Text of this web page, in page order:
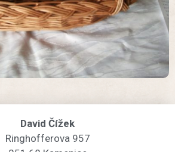
David Čížek
Ringhofferova 957